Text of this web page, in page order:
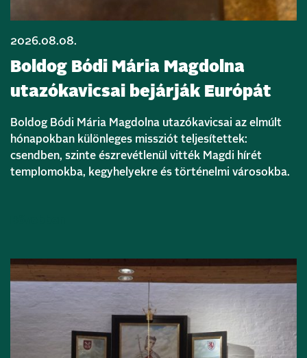
2026.08.08.
Boldog Bódi Mária Magdolna
utazókavicsai bejárják Európát
Boldog Bódi Mária Magdolna utazókavicsai az elmúlt
hónapokban különleges missziót teljesítettek:
csendben, szinte észrevétlenül vitték Magdi hírét
templomokba, kegyhelyekre és történelmi városokba.